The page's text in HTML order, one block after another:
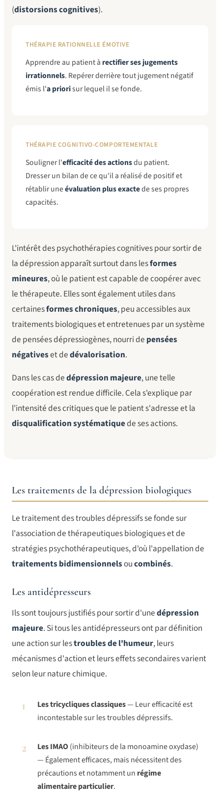
(distorsions cognitives).
THÉRAPIE RATIONNELLE ÉMOTIVE
Apprendre au patient à rectifier ses jugements
irrationnels. Repérer derrière tout jugement négatif
émis l'a priorisur lequel il se fonde.
THÉRAPIE COGNITIVO-COMPORTEMENTALE
Souligner l'efficacité des actionsdu patient.
Dresser un bilan de ce qu'il a réalisé de positif et
rétablir uneévaluation plus exactede ses propres
capacités.
L'intérêt des psychothérapies cognitives pour sortir de
la dépression apparaît surtout dans lesformes
mineures, où le patient est capable de coopérer avec
le thérapeute. Elles sont également utiles dans
certainesformes chroniques, peu accessibles aux
traitements biologiques et entretenues par un système
de pensées dépressiogènes, nourri de pensées
négativeset dedévalorisation.
Dans les cas dedépression majeure, une telle
coopération est rendue difficile. Cela s'explique par
l'intensité des critiques que le patient s'adresse et la
disqualification systématiquede ses actions.
Les traitements de la dépression biologiques
Le traitement des troubles dépressifs se fonde sur
l'association de thérapeutiques biologiques et de
stratégies psychothérapeutiques, d'où l'appellation de
traitements bidimensionnelsoucombinés.
Les antidépresseurs
Ils sont toujours justifiés pour sortir d'unedépression
majeure. Si tous les antidépresseurs ont par définition
une action sur lestroubles de l'humeur, leurs
mécanismes d'action et leurs effets secondaires varient
selon leur nature chimique.
1 Les tricycliques classiques— Leur efficacité est
incontestable sur les troubles dépressifs.
2 Les IMAO(inhibiteurs de la monoamine oxydase)
— Également efficaces, mais nécessitent des
précautions et notamment un régime
alimentaire particulier.